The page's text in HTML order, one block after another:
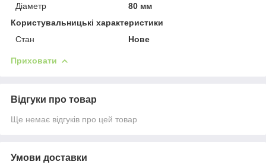
Діаметр
80 мм
Користувальницькі характеристики
Стан
Нове
Приховати
Відгуки про товар
Ще немає відгуків про цей товар
Умови доставки